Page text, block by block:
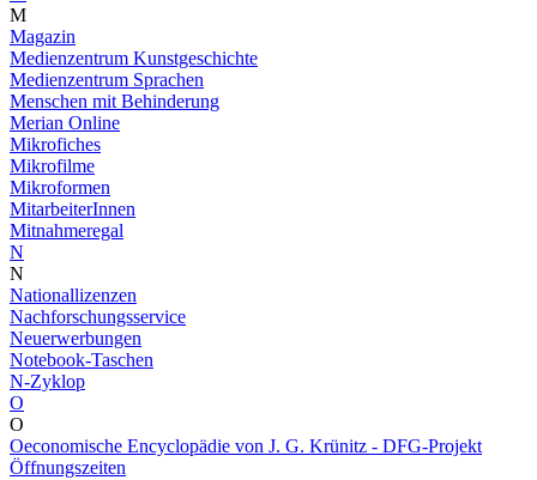
M
Magazin
Medienzentrum Kunstgeschichte
Medienzentrum Sprachen
Menschen mit Behinderung
Merian Online
Mikrofiches
Mikrofilme
Mikroformen
MitarbeiterInnen
Mitnahmeregal
N
N
Nationallizenzen
Nachforschungsservice
Neuerwerbungen
Notebook-Taschen
N-Zyklop
O
O
Oeconomische Encyclopädie von J. G. Krünitz - DFG-Projekt
Öffnungszeiten